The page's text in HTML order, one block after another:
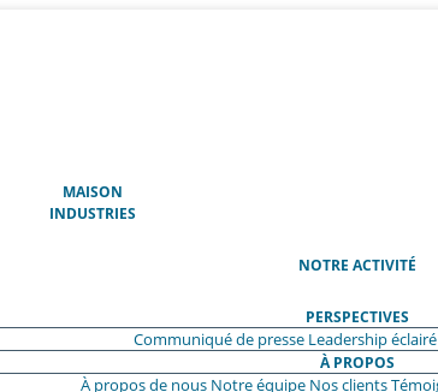
MAISON(ACTUEL)
INDUSTRIES
NOTRE ACTIVITÉ
PERSPECTIVES
Communiqué de presse Leadership éclairé
À PROPOS
À propos de nous Notre équipe Nos clients